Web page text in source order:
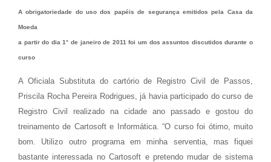
A obrigatoriedade do uso dos papéis de segurança emitidos pela Casa da
Moeda
a partir do dia 1° de janeiro de 2011 foi um dos assuntos discutidos durante o
curso
A Oficiala Substituta do cartório de Registro Civil de Passos,
Priscila Rocha Pereira Rodrigues, já havia participado do curso de
Registro Civil realizado na cidade ano passado e gostou do
treinamento de Cartosoft e Informática. “O curso foi ótimo, muito
bom. Utilizo outro programa em minha serventia, mas fiquei
bastante interessada no Cartosoft e pretendo mudar de sistema